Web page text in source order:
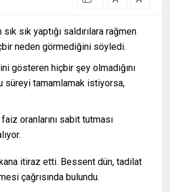
sık yaptığı saldırılara rağmen
neden görmediğini söyledi.
gösteren hiçbir şey olmadığını
süreyi tamamlamak istiyorsa,
oranlarını sabit tutması
itiraz etti. Bessent dün, tadilat
çağrısında bulundu.